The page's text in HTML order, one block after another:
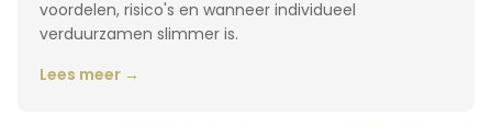
voordelen, risico's en wanneer individueel
verduurzamen slimmer is.
Lees meer →